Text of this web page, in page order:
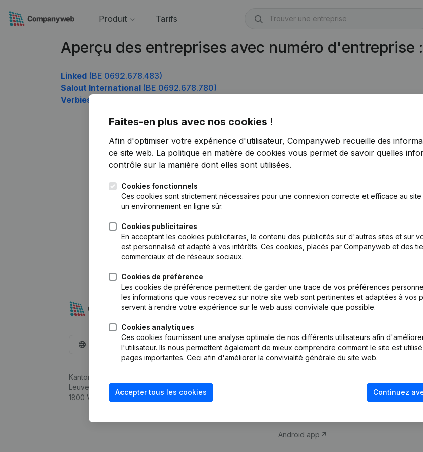
Produit Tarifs
Aperçu des entreprises avec numéro d'entreprise
Linked (BE 0692.678.483)
Salout International (BE 0692.678.780)
Verbiest Brecht
Faites-en plus avec nos cookies !
Afin d'optimiser votre expérience d'utilisateur, Companyweb recueille des
ce site web. La politique en matière de cookies vous permet de savoir quelles
contrôle sur la manière dont elles sont utilisées.
Cookies fonctionnels
Ces cookies sont strictement nécessaires pour une connexion correcte et efficace au
un environnement en ligne sûr.
Cookies publicitaires
En acceptant les cookies publicitaires, le contenu des publicités sur d'autres sites et sur
est personnalisé et adapté à vos intérêts. Ces cookies, placés par Companyweb et des
commerciaux et de réseaux sociaux.
Cookies de préférence
Les cookies de préférence permettent de garder une trace de vos préférences
les informations que vous recevez sur notre site web sont pertinentes et adaptées à vos
servent à rendre votre expérience sur le web aussi conviviale que possible.
Cookies analytiques
Ces cookies fournissent une analyse optimale de nos différents utilisateurs afin
l'utilisateur. Ils nous permettent également de mieux comprendre comment le site est
pages importantes. Ceci afin d'améliorer la convivialité générale du site web.
Accepter tous les cookies Continuez
Français
Kantorenpark Everest
Leuvensesteenweg 248D,
1800 Vilvoorde
Produit
d’entreprise
Monitoring
Android app
fraude